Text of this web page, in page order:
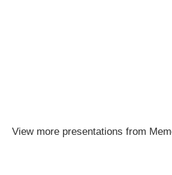
View more presentations from